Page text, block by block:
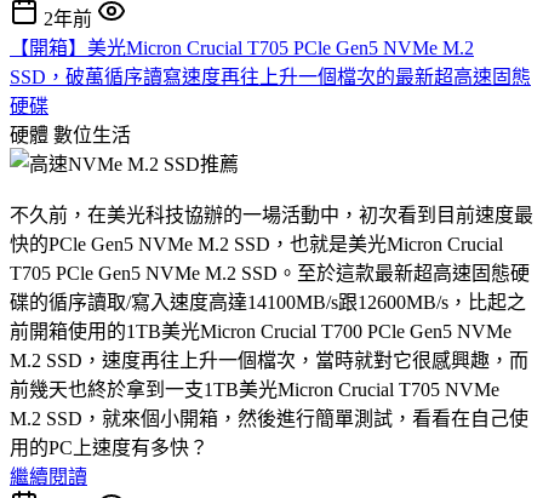
2年前
【開箱】美光Micron Crucial T705 PCle Gen5 NVMe M.2
SSD，破萬循序讀寫速度再往上升一個檔次的最新超高速固態
硬碟
硬體 數位生活
不久前，在美光科技協辦的一場活動中，初次看到目前速度最
快的PCle Gen5 NVMe M.2 SSD，也就是美光Micron Crucial
T705 PCle Gen5 NVMe M.2 SSD。至於這款最新超高速固態硬
碟的循序讀取/寫入速度高達14100MB/s跟12600MB/s，比起之
前開箱使用的1TB美光Micron Crucial T700 PCle Gen5 NVMe
M.2 SSD，速度再往上升一個檔次，當時就對它很感興趣，而
前幾天也終於拿到一支1TB美光Micron Crucial T705 NVMe
M.2 SSD，就來個小開箱，然後進行簡單測試，看看在自己使
用的PC上速度有多快？
繼續閱讀